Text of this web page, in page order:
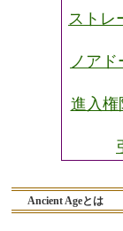
ストレ
ノア
進入権
Ancient Ageとは